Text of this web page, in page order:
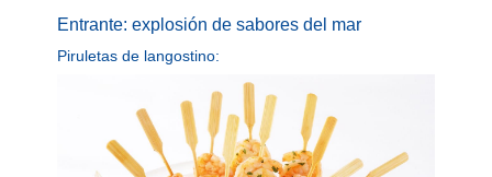
Entrante: explosión de sabores del mar
Piruletas de langostino: